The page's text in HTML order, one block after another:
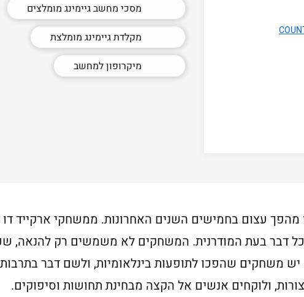
מסכי מחשב גיימינג מומלצים
מקלדת גיימינג מומלצת
מיקרופון למחשב
נכנסו לתודעה אי שם בשנות ה-70, ועברו מהפך עצום בחמישים השנים האחרונות. ממשחקי
לכל דבר בעת המודרנית. המשחקים לא משמשים רק להנאה,
משחקים שהפכו לתופעות בינלאומיות, ולשם דבר
ולוקחים אנשים אל הקצה מבחינת תחושות וסיפוקים.